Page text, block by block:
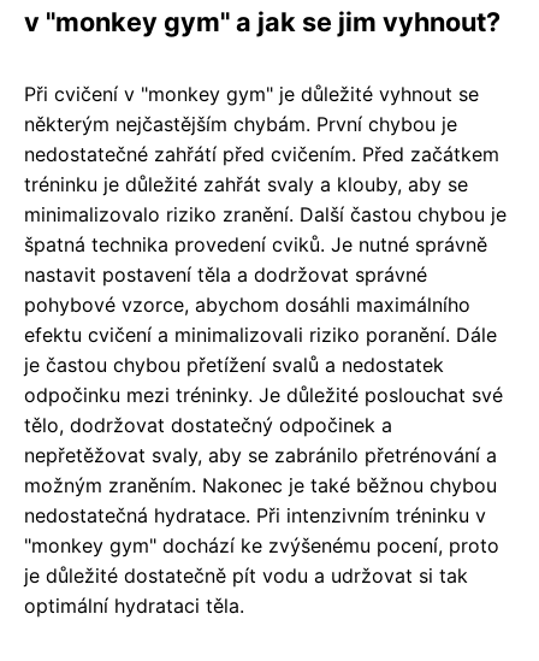
v "monkey gym" a jak se jim vyhnout?
Při cvičení v "monkey gym" je důležité vyhnout se
některým nejčastějším chybám. První chybou je
nedostatečné zahřátí před cvičením. Před začátkem
tréninku je důležité zahřát svaly a klouby, aby se
minimalizovalo riziko zranění. Další častou chybou je
špatná technika provedení cviků. Je nutné správně
nastavit postavení těla a dodržovat správné
pohybové vzorce, abychom dosáhli maximálního
efektu cvičení a minimalizovali riziko poranění. Dále
je častou chybou přetížení svalů a nedostatek
odpočinku mezi tréninky. Je důležité poslouchat své
tělo, dodržovat dostatečný odpočinek a
nepřetěžovat svaly, aby se zabránilo přetrénování a
možným zraněním. Nakonec je také běžnou chybou
nedostatečná hydratace. Při intenzivním tréninku v
"monkey gym" dochází ke zvýšenému pocení, proto
je důležité dostatečně pít vodu a udržovat si tak
optimální hydrataci těla.